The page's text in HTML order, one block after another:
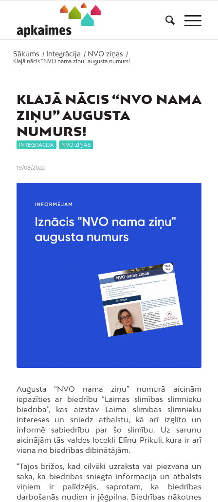
Sākums / Integrācija / NVO ziņas
/
Klajā nācis “NVO nama ziņu” augusta numurs!
KLAJĀ NĀCIS “NVO NAMA
ZIŅU” AUGUSTA
NUMURS!
INTEGRĀCIJA NVO ZIŅAS
19/08/2022
Augusta “NVO nama ziņu” numurā aicinām
iepazīties ar biedrību “Laimas slimības slimnieku
biedrība”, kas aizstāv Laima slimības slimnieku
intereses un sniedz atbalstu, kā arī izglīto un
informē sabiedrību par šo slimību. Uz sarunu
aicinājām tās valdes locekli Elīnu Prikuli, kura ir arī
viena no biedrības dibinātājām.
“Tajos brīžos, kad cilvēki uzraksta vai piezvana un
saka, ka biedrības sniegtā informācija un atbalsts
viņiem ir palīdzējis, saprotam, ka biedrības
darbošanās nudien ir jēgpilna. Biedrības nākotnes